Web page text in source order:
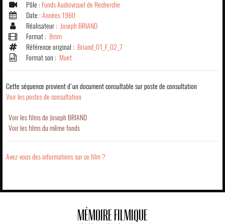
Pôle : Fonds Audiovisuel de Recherche
Date : Années 1960
Réalisateur : Joseph BRIAND
Format : 8mm
Référence original : Briand_01_F_02_7
Format son : Muet
Cette séquence provient d'un document consultable sur poste de consultation
Voir les postes de consultation
Voir les films de Joseph BRIAND
Voir les films du même fonds
Avez-vous des informations sur ce film ?
MÉMOIRE FILMIQUE